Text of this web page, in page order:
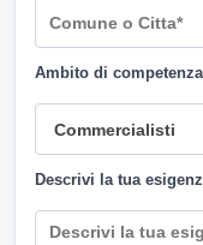
Ambito di competenza
Descrivi la tua